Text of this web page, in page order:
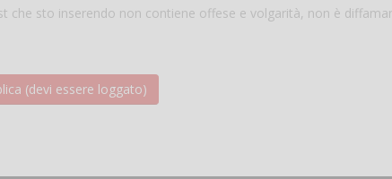
che sto inserendo non contiene offese e volgarità, non è